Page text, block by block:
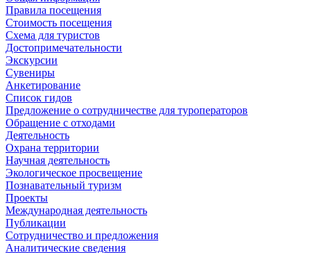
Правила посещения
Стоимость посещения
Схема для туристов
Достопримечательности
Экскурсии
Сувениры
Анкетирование
Список гидов
Предложение о сотрудничестве для туроператоров
Обращение с отходами
Деятельность
Охрана территории
Научная деятельность
Экологическое просвещение
Познавательный туризм
Проекты
Международная деятельность
Публикации
Сотрудничество и предложения
Аналитические сведения